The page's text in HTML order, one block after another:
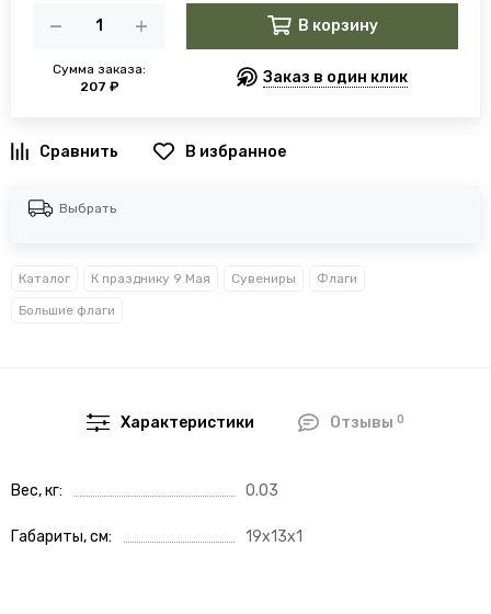
Сумма заказа:
207 ₽
В корзину
Заказ в один клик
В избранное
Выбрать
Каталог К празднику 9 Мая Сувениры Флаги
Большие флаги
Характеристики Отзывы 0
Вес, кг 0.03
Габариты, см 19x13x1